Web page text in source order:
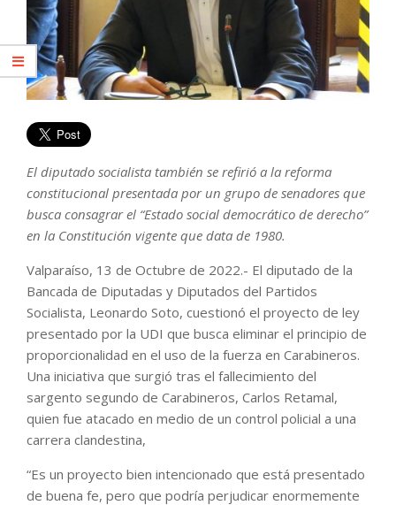
El diputado socialista también se refirió a la reforma
constitucional presentada por un grupo de senadores que
busca consagrar el “Estado social democrático de derecho”
en la Constitución vigente que data de 1980.
Valparaíso, 13 de Octubre de 2022.- El diputado de la
Bancada de Diputadas y Diputados del Partidos
Socialista, Leonardo Soto, cuestionó el proyecto de ley
presentado por la UDI que busca eliminar el principio de
proporcionalidad en el uso de la fuerza en Carabineros.
Una iniciativa que surgió tras el fallecimiento del
sargento segundo de Carabineros, Carlos Retamal,
quien fue atacado en medio de un control policial a una
carrera clandestina,
“Es un proyecto bien intencionado que está presentado
de buena fe, pero que podría perjudicar enormemente